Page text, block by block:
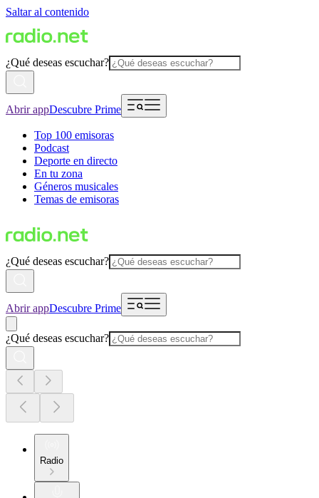
Saltar al contenido
¿Qué deseas escuchar?
Abrir appDescubre Prime
Top 100 emisoras
Podcast
Deporte en directo
En tu zona
Géneros musicales
Temas de emisoras
¿Qué deseas escuchar?
Abrir appDescubre Prime
¿Qué deseas escuchar?
Radio